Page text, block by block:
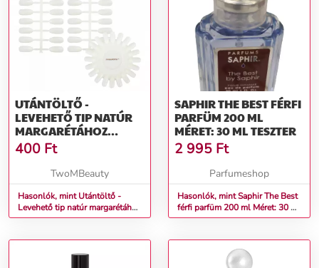
UTÁNTÖLTŐ -
LEVEHETŐ TIP NATÚR
MARGARÉTÁHOZ
(NATÚR)
400 Ft
TwoMBeauty
Hasonlók, mint Utántöltő -
Levehető tip natúr margarétához
(Natúr)
SAPHIR THE BEST FÉRFI
PARFÜM 200 ML
MÉRET: 30 ML TESZTER
2 995 Ft
Parfumeshop
Hasonlók, mint Saphir The Best
férfi parfüm 200 ml Méret: 30 ml
teszter